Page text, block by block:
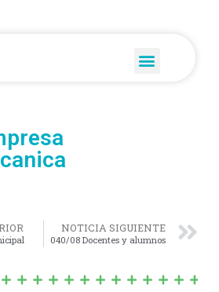
NOTICIA SIGUIENTE
040/08 Docentes y alumnos